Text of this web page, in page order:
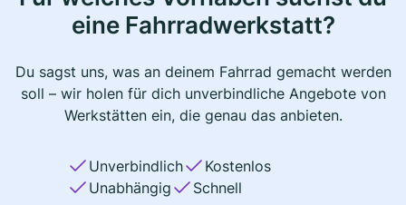
eine Fahrradwerkstatt?
Du sagst uns, was an deinem Fahrrad gemacht werden
soll – wir holen für dich unverbindliche Angebote von
Werkstätten ein, die genau das anbieten.
Unverbindlich
Kostenlos
Unabhängig
Schnell